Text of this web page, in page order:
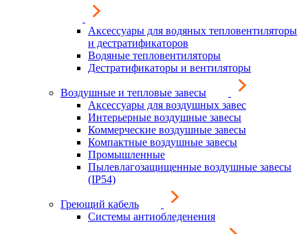
Аксессуары для водяных тепловентиляторы
и дестратификаторов
Водяные тепловентиляторы
Дестратификаторы и вентиляторы
Воздушные и тепловые завесы
Аксессуары для воздушных завес
Интерьерные воздушные завесы
Коммерческие воздушные завесы
Компактные воздушные завесы
Промышленные
Пылевлагозащищенные воздушные завесы
(IP54)
Греющий кабель
Системы антиобледенения